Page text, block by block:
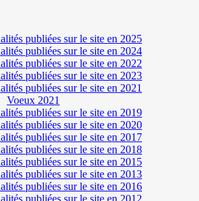
publiées sur le site en 2025
publiées sur le site en 2024
publiées sur le site en 2022
publiées sur le site en 2023
publiées sur le site en 2021
Voeux 2021
publiées sur le site en 2019
publiées sur le site en 2020
publiées sur le site en 2017
publiées sur le site en 2018
publiées sur le site en 2015
publiées sur le site en 2013
publiées sur le site en 2016
publiées sur le site en 2012